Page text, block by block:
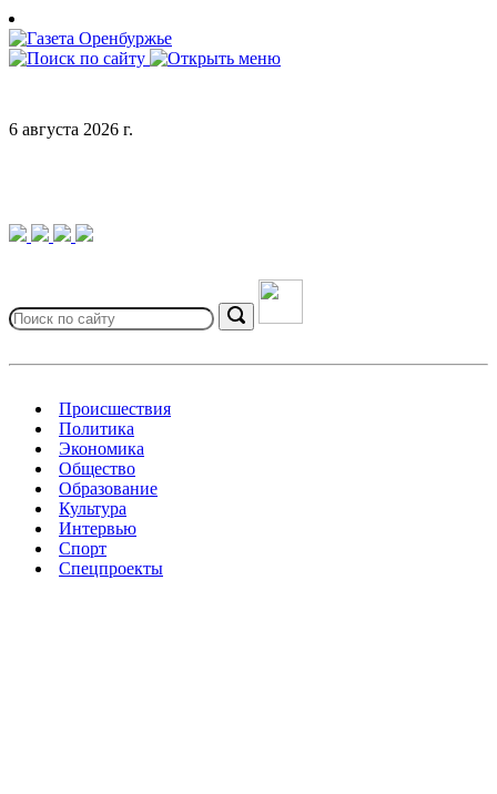
Skip
to
content
6 августа 2026 г.
for:
Search
Происшествия
Политика
Экономика
Общество
Образование
Культура
Интервью
Спорт
Спецпроекты